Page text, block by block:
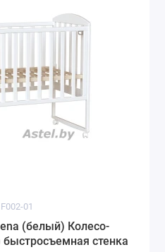
01
(белый) Колесо-
быстросъемная стенка